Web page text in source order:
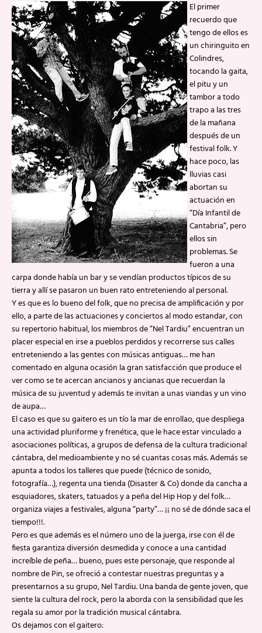
El primer
recuerdo que
tengo de ellos es
un chiringuito en
Colindres,
tocando la gaita,
el pitu y un
tambor a todo
trapo a las tres
de la mañana
después de un
festival folk. Y
hace poco, las
lluvias casi
abortan su
actuación en
“Día Infantil de
Cantabria”, pero
ellos sin
problemas. Se
fueron a una
carpa donde había un bar y se vendían productos típicos de su
tierra y allí se pasaron un buen rato entreteniendo al personal.
Y es que es lo bueno del folk, que no precisa de amplificación y por
ello, a parte de las actuaciones y conciertos al modo estandar, con
su repertorio habitual, los miembros de “Nel Tardiu” encuentran un
placer especial en irse a pueblos perdidos y recorrerse sus calles
entreteniendo a las gentes con músicas antiguas… me han
comentado en alguna ocasión la gran satisfacción que produce el
ver como se te acercan ancianos y ancianas que recuerdan la
música de su juventud y además te invitan a unas viandas y un vino
de aupa…
El caso es que su gaitero es un tío la mar de enrollao, que despliega
una actividad pluriforme y frenética, que le hace estar vinculado a
asociaciones políticas, a grupos de defensa de la cultura tradicional
cántabra, del medioambiente y no sé cuantas cosas más. Además se
apunta a todos los talleres que puede (técnico de sonido,
fotografía…), regenta una tienda (Disaster & Co) donde da cancha a
esquiadores, skaters, tatuados y a peña del Hip Hop y del folk…
organiza viajes a festivales, alguna “party”… ¡¡ no sé de dónde saca el
tiempo!!!.
Pero es que además es el número uno de la juerga, irse con él de
fiesta garantiza diversión desmedida y conoce a una cantidad
increíble de peña… bueno, pues este personaje, que responde al
nombre de Pin, se ofreció a contestar nuestras preguntas y a
presentarnos a su grupo, Nel Tardiu. Una banda de gente joven, que
siente la cultura del rock, pero la aborda con la sensibilidad que les
regala su amor por la tradición musical cántabra.
Os dejamos con el gaitero: